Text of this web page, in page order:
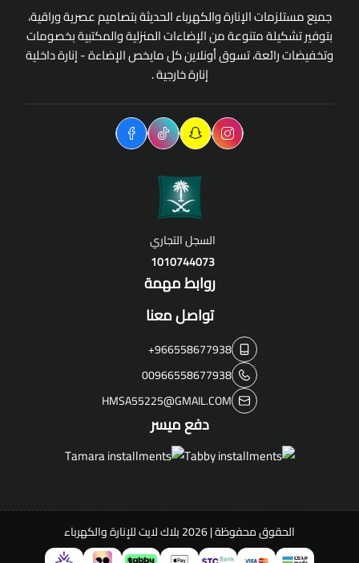
جميع مستلزمات الإنارة والكهرباء الحديثة بتصاميم عصرية وراقية،
بتوفير تشكيلة متنوعة من الإضاءات المنزلية والمكتبية بخصومات
وتخفيضات رائعة، تسوق أونلاين كل مايخص الإضاءة - إنارة داخلية
إنارة خارجية .
السجل التجاري
1010744073
روابط مهمة
تواصل معنا
+966558677938
00966558677938
HMSA55225@GMAIL.COM
دفع ميسر
الحقوق محفوظة | 2026 بلاك لايت للإنارة والكهرباء